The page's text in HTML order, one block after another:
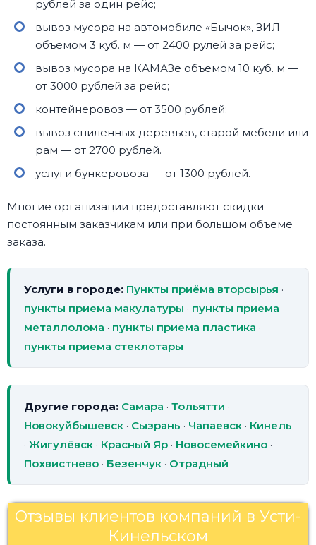
рублей за один рейс;
вывоз мусора на автомобиле «Бычок», ЗИЛ
объемом 3 куб. м — от 2400 рулей за рейс;
вывоз мусора на КАМАЗе объемом 10 куб. м —
от 3000 рублей за рейс;
контейнеровоз — от 3500 рублей;
вывоз спиленных деревьев, старой мебели или
рам — от 2700 рублей.
услуги бункеровоза — от 1300 рублей.
Многие организации предоставляют скидки
постоянным заказчикам или при большом объеме
заказа.
Услуги в городе: Пункты приёма вторсырья ·
пункты приема макулатуры · пункты приема
металлолома · пункты приема пластика ·
пункты приема стеклотары
Другие города: Самара · Тольятти ·
Новокуйбышевск · Сызрань · Чапаевск · Кинель
· Жигулёвск · Красный Яр · Новосемейкино ·
Похвистнево · Безенчук · Отрадный
Отзывы клиентов компаний в Усти-
Кинельском